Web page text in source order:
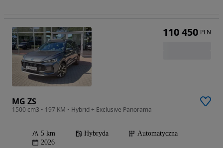
MG ZS
1500 cm3 • 197 KM • Hybrid + Exclusive Panorama
5 km Hybryda
Automatyczna
2026
110 450 PLN